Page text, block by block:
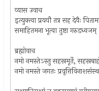
व्यास उवाच
इत्युक्त्वा प्रययौ तत्र सह देवैः
समाहितमना भूत्वा तुष्टा
ब्रह्मोवाच
नमो नमस्तेऽस्तु सहस्रमूर्ते,
नमो नमस्ते जगतः